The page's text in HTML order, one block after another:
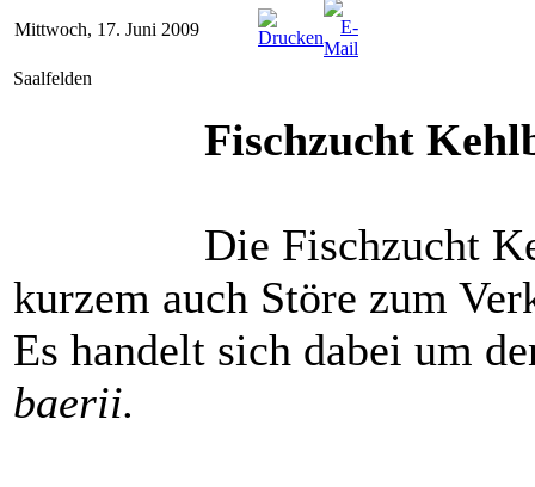
Mittwoch, 17. Juni 2009
Saalfelden
Fischzucht
Die Fischzucht
kurzem auch Störe zum
Es handelt sich dabei um
baerii.